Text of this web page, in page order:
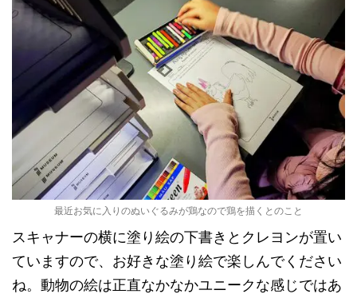
最近お気に入りのぬいぐるみが鶏なので鶏を描くとのこと
スキャナーの横に塗り絵の下書きとクレヨンが置い
ていますので、お好きな塗り絵で楽しんでください
ね。動物の絵は正直なかなかユニークな感じではあ